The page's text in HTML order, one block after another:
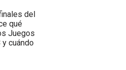
del
qué
Juegos
cuándo